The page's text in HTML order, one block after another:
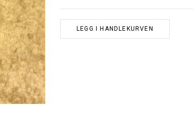
LEGG I HANDLEKURVEN